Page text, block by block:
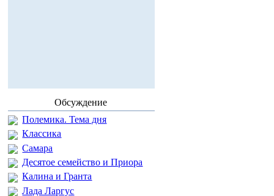
Обсуждение
Полемика. Тема дня
Классика
Самара
Десятое семейство и Приора
Калина и Гранта
Лада Ларгус